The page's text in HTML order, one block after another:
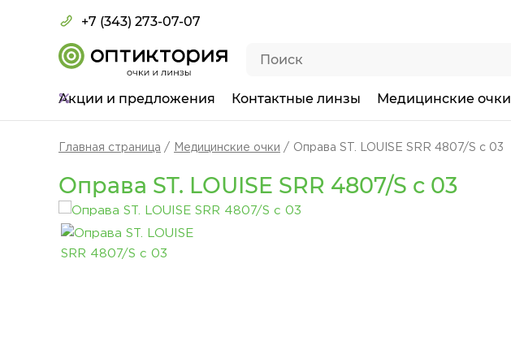
+7 (343) 273-07-07
Акции и предложения Контактные линзы Медицинские очки
Главная страница Медицинские очки Оправа ST. LOUISE SRR 4807/S c 03
Оправа ST. LOUISE SRR 4807/S c 03